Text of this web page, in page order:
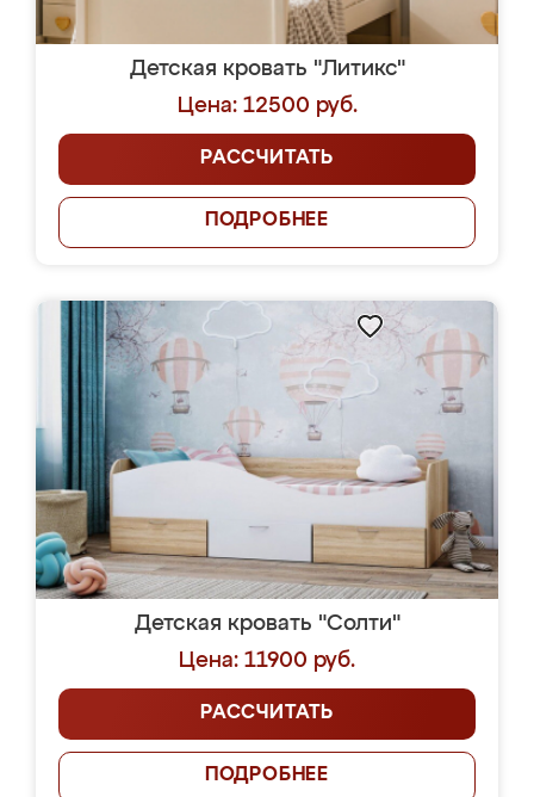
Детская кровать "Литикс"
Цена: 12500 руб.
РАССЧИТАТЬ
ПОДРОБНЕЕ
Детская кровать "Солти"
Цена: 11900 руб.
РАССЧИТАТЬ
ПОДРОБНЕЕ